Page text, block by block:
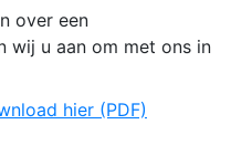
over een
wij u aan om met ons in
hier (PDF)